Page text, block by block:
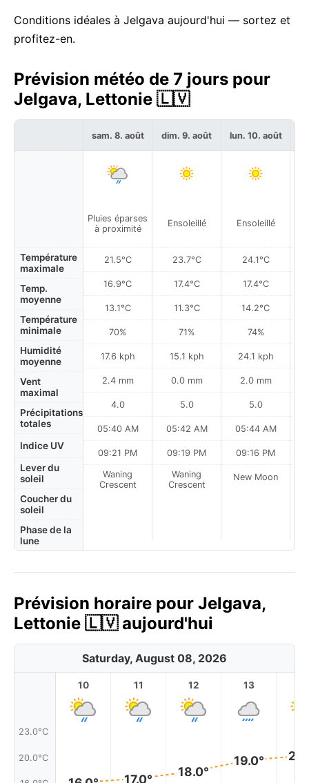
Conditions idéales à Jelgava aujourd'hui — sortez et
profitez-en.
Prévision météo de 7 jours pour
Jelgava, Lettonie 🇱🇻
Température
maximale
Temp.
moyenne
Température
minimale
Humidité
moyenne
Vent
maximal
Précipitations
totales
Indice UV
Lever du
soleil
Coucher du
soleil
Phase de la
lune
sam. 8. août
Pluies éparses
à proximité
21.5°C
16.9°C
13.1°C
70%
17.6 kph
2.4 mm
4.0
05:40 AM
09:21 PM
Waning
Crescent
dim. 9. août
Ensoleillé
23.7°C
17.4°C
11.3°C
71%
15.1 kph
0.0 mm
5.0
05:42 AM
09:19 PM
Waning
Crescent
lun. 10. août
Ensoleillé
24.1°C
17.4°C
14.2°C
74%
24.1 kph
2.0 mm
5.0
05:44 AM
09:16 PM
New Moon
Prévision horaire pour Jelgava,
Lettonie 🇱🇻 aujourd'hui
Saturday, August 08, 2026
23.0°C
20.0°C
10 11
17.0°
12
18.0°
13
19.0°